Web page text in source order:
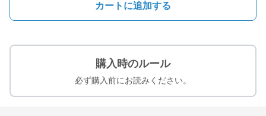
カートに追加する
購入時のルール
必ず購入前にお読みください。